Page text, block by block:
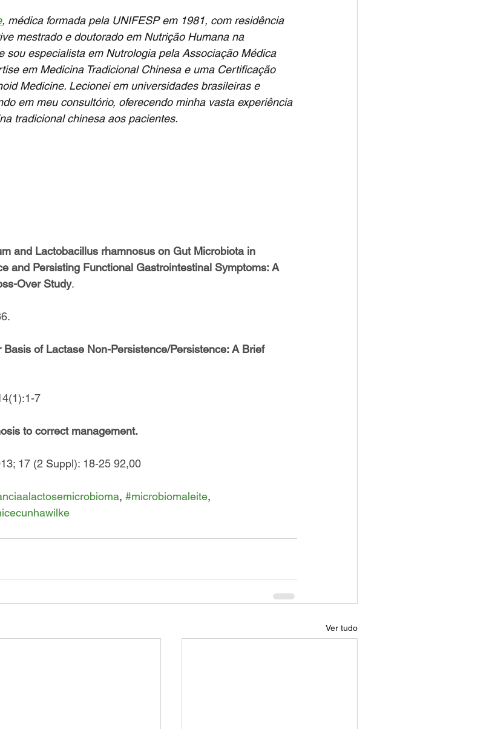
, médica formada pela UNIFESP em 1981, com residência
mestrado e doutorado em Nutrição Humana na
sou especialista em Nutrologia pela Associação Médica
em Medicina Tradicional Chinesa e uma Certificação
Medicine. Lecionei em universidades brasileiras e
em meu consultório, oferecendo minha vasta experiência
tradicional chinesa aos pacientes.
and Lactobacillus rhamnosus on Gut Microbiota in
and Persisting Functional Gastrointestinal Symptoms: A
Over Study.
of Lactase Non-Persistence/Persistence: A Brief
7
to correct management.
17 (2 Suppl): 18-25 92,00
, #microbiomaleite,
Ver tudo